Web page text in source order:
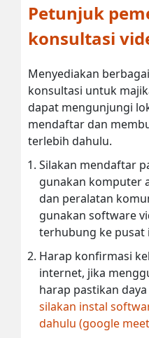
Petunjuk
konsultasi
Menyediakan
konsultasi untuk
dapat mengunjungi
mendaftar dan
terlebih dahulu.
Silakan mendaftar
gunakan komputer
dan peralatan
gunakan software
terhubung ke pusat
Harap konfirmasi
internet, jika
harap pastikan
silakan instal
dahulu (google